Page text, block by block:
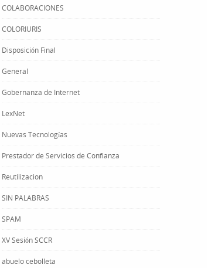
COLABORACIONES
COLORIURIS
Disposición Final
General
Gobernanza de Internet
LexNet
Nuevas Tecnologías
Prestador de Servicios de Confianza
Reutilizacion
SIN PALABRAS
SPAM
XV Sesión SCCR
abuelo cebolleta